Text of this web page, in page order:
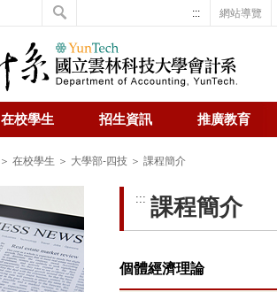
網站導覽
:::
在校學生 招生資訊 推廣教育
＞ 在校學生 ＞ 大學部-四技 ＞ 課程簡介
::: 課程簡介
個體經濟理論